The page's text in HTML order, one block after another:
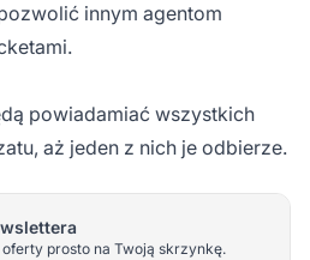
innym agentom
powiadamiać wszystkich
aż jeden z nich je odbierze.
prosto na Twoją skrzynkę.